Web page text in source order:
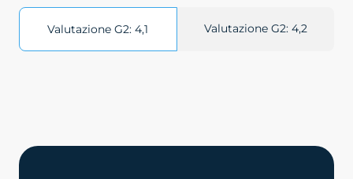
Valutazione G2: 4,1 Valutazione G2: 4,2